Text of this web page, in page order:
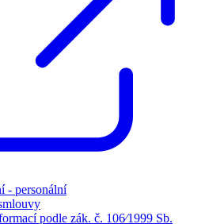
- personální
podle zák. č. 106⁄1999 Sb.